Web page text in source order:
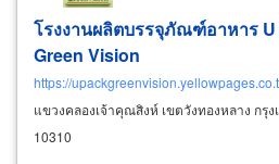
โรงงานผลิตบรรจุภัณฑ์อาหาร
Green Vision
https://
แขวงคลองเจ้าคุณสิงห์ เขตวังทองหลาง กรุ
10310